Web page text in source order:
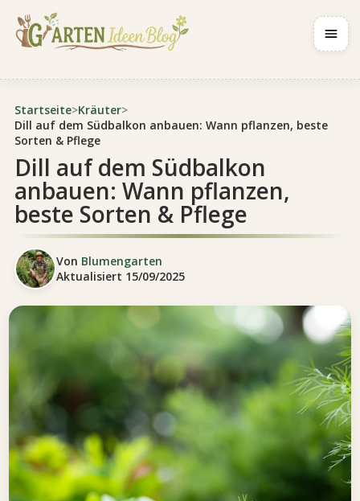
Startseite>Kräuter>
Dill auf dem Südbalkon anbauen: Wann pflanzen, beste
Sorten & Pflege
Dill auf dem Südbalkon
anbauen: Wann pflanzen,
beste Sorten & Pflege
Von Blumengarten
Aktualisiert 15/09/2025